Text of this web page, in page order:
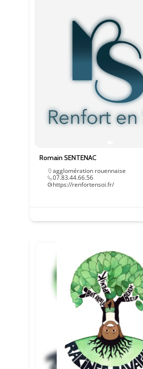
Romain SENTENAC
agglomération rouennaise
07.83.44.66.56
https://renfortensoi.fr/